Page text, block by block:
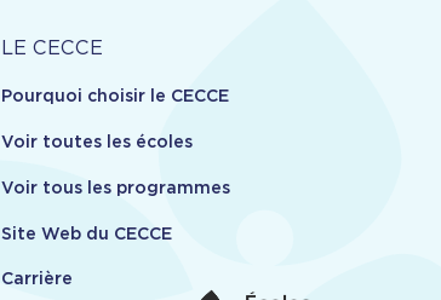
Carrière
LE CECCE
Pourquoi choisir le CECCE
Voir toutes les écoles
Voir tous les programmes
Site Web du CECCE
Carrière